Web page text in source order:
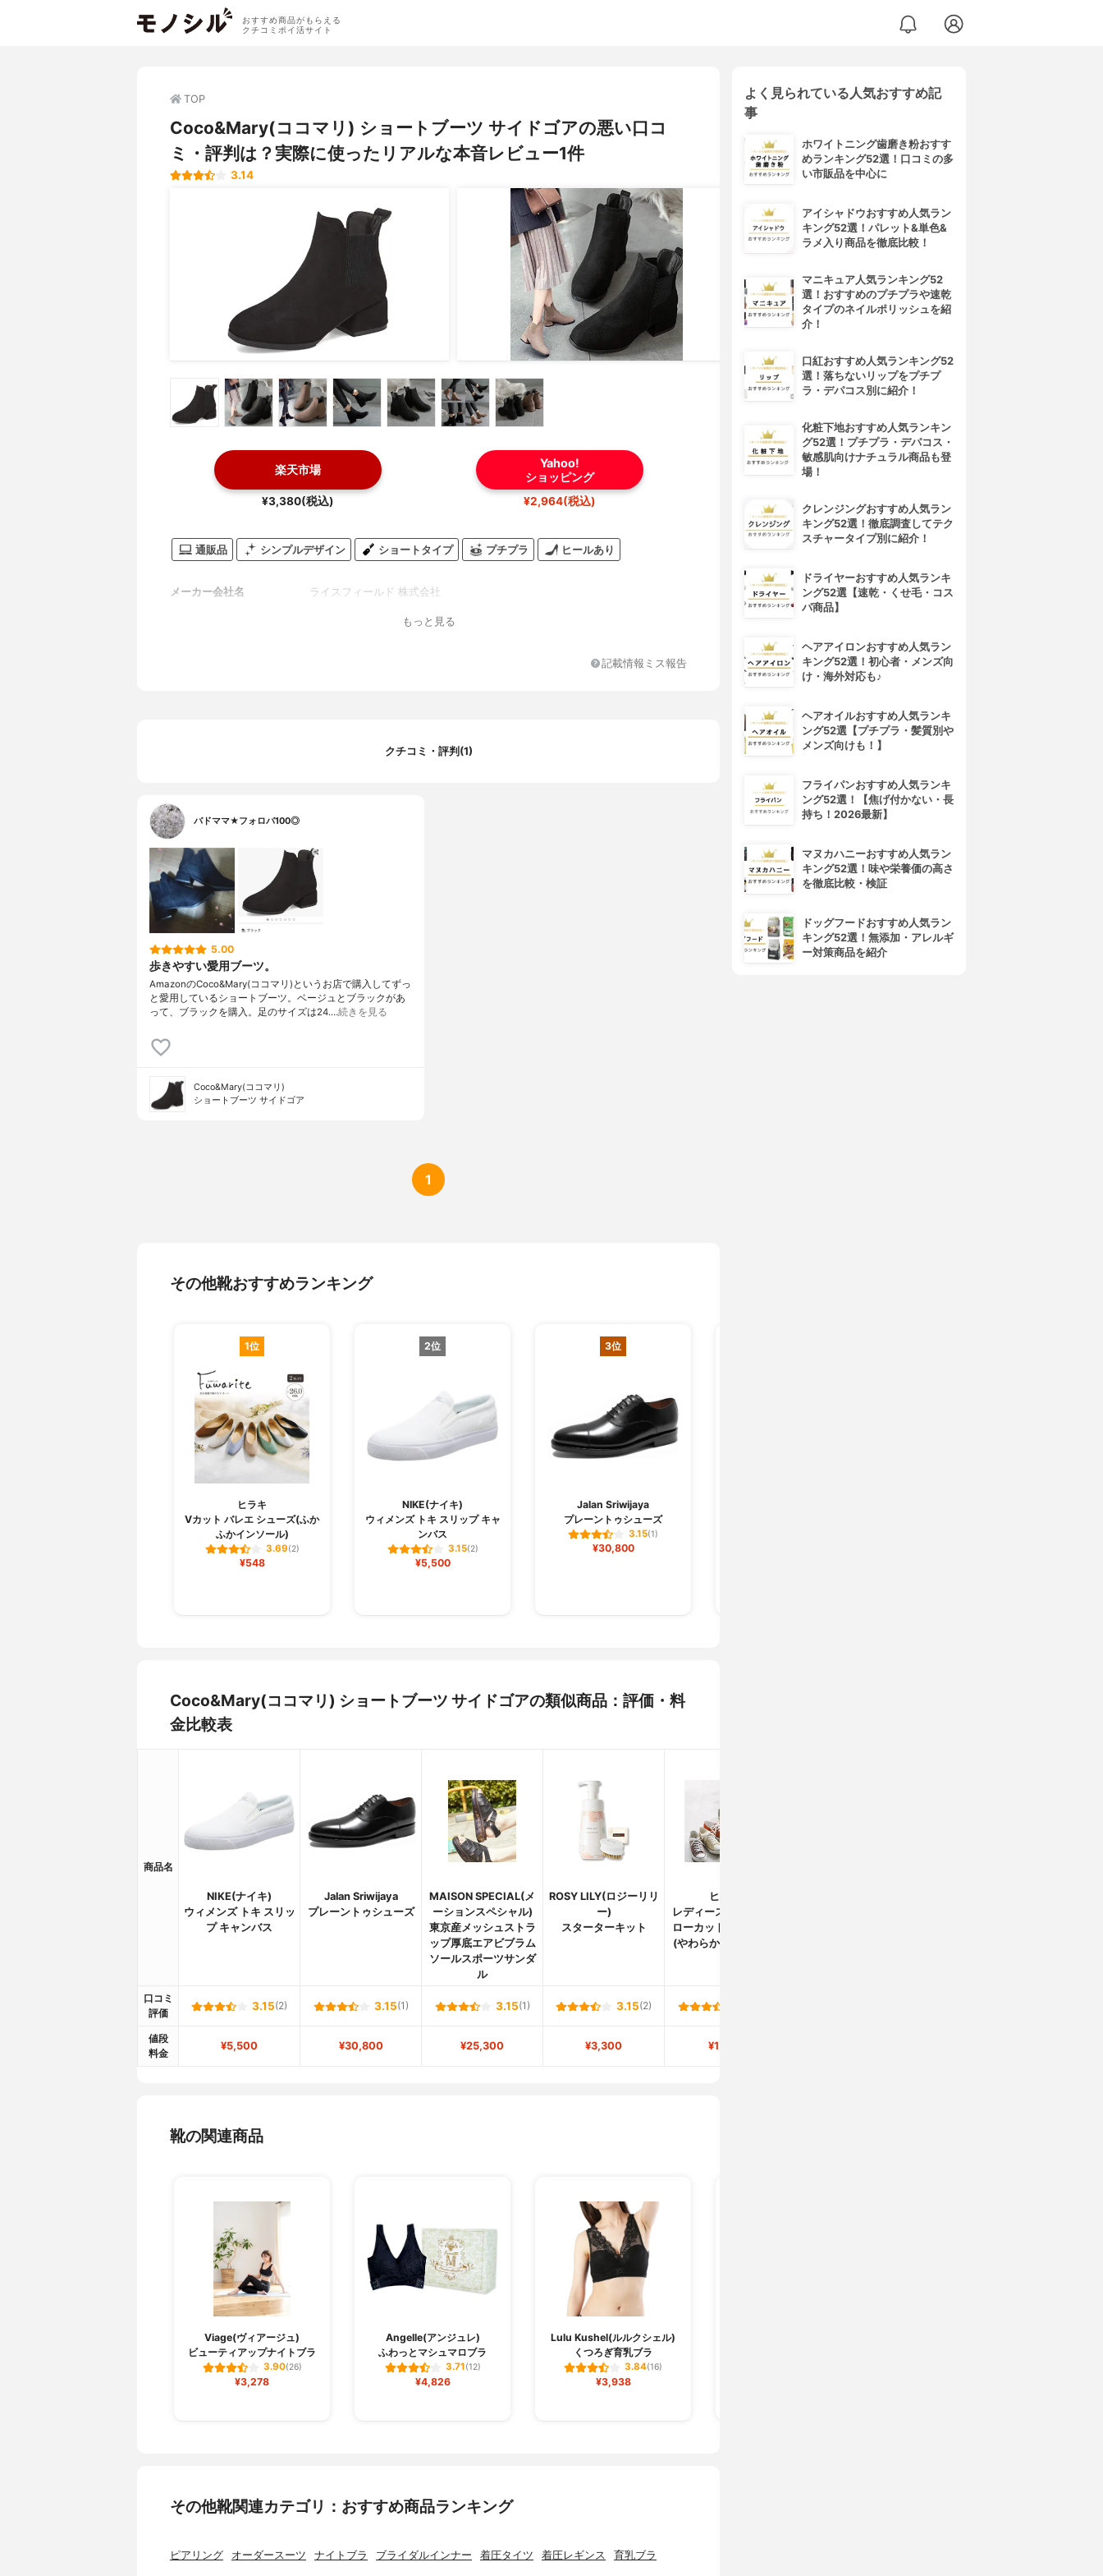
おすすめ商品がもらえる
クチコミポイ活サイト
TOP
Coco&Mary(ココマリ) ショートブーツ サイドゴアの悪い口コ
ミ・評判は？実際に使ったリアルな本音レビュー1件
3.14
楽天市場
¥3,380(税込)
Yahoo!
ショッピング
¥2,964(税込)
通販品 シンプルデザイン ショートタイプ プチプラ ヒールあり
メーカー会社名 ライスフィールド 株式会社
もっと見る
記載情報ミス報告
クチコミ・評判(1)
バドママ★フォロバ100◎
5.00
歩きやすい愛用ブーツ。
AmazonのCoco&Mary(ココマリ)というお店で購入してずっ
と愛用しているショートブーツ。ベージュとブラックがあ
って、ブラックを購入。足のサイズは24.…続きを見る
Coco&Mary(ココマリ)
ショートブーツ サイドゴア
1
その他靴おすすめランキング
1位
ヒラキ
Vカット バレエ シューズ(ふか
ふかインソール)
3.69(2)
¥548
2位
NIKE(ナイキ)
ウィメンズ トキ スリップ キャ
ンバス
3.15(2)
¥5,500
3位
Jalan Sriwijaya
プレーントゥシューズ
3.15(1)
¥30,800
Coco&Mary(ココマリ) ショートブーツ サイドゴアの類似商品：評価・料
金比較表
商品名
NIKE(ナイキ)
ウィメンズ トキ スリッ
プ キャンバス
Jalan Sriwijaya
プレーントゥシューズ
MAISON SPECIAL(メ
ーションスペシャル)
東京産メッシュストラ
ップ厚底エアビブラム
ソールスポーツサンダ
ル
ROSY LILY(ロジーリリ
ー)
スターターキット
ヒラキ
レディースキャンバス
ローカットスニーカー
(やわらかインソール)
口コミ
評価
3.15(2) 3.15(1) 3.15(1) 3.15(2)
値段
料金
¥5,500 ¥30,800 ¥25,300 ¥3,300 ¥1,078
靴の関連商品
Viage(ヴィアージュ)
ビューティアップナイトブラ
3.90(26)
¥3,278
Angelle(アンジュレ)
ふわっとマシュマロブラ
3.71(12)
¥4,826
Lulu Kushel(ルルクシェル)
くつろぎ育乳ブラ
3.84(16)
¥3,938
その他靴関連カテゴリ：おすすめ商品ランキング
ピアリング オーダースーツ ナイトブラ ブライダルインナー 着圧タイツ 着圧レギンス 育乳ブラ
よく見られている人気おすすめ記
事
ホワイトニング歯磨き粉おすす
めランキング52選！口コミの多
い市販品を中心に
アイシャドウおすすめ人気ラン
キング52選！パレット&単色&
ラメ入り商品を徹底比較！
マニキュア人気ランキング52
選！おすすめのプチプラや速乾
タイプのネイルポリッシュを紹
介！
口紅おすすめ人気ランキング52
選！落ちないリップをプチプ
ラ・デパコス別に紹介！
化粧下地おすすめ人気ランキン
グ52選！プチプラ・デパコス・
敏感肌向けナチュラル商品も登
場！
クレンジングおすすめ人気ラン
キング52選！徹底調査してテク
スチャータイプ別に紹介！
ドライヤーおすすめ人気ランキ
ング52選【速乾・くせ毛・コス
パ商品】
ヘアアイロンおすすめ人気ラン
キング52選！初心者・メンズ向
け・海外対応も♪
ヘアオイルおすすめ人気ランキ
ング52選【プチプラ・髪質別や
メンズ向けも！】
フライパンおすすめ人気ランキ
ング52選！【焦げ付かない・長
持ち！2026最新】
マヌカハニーおすすめ人気ラン
キング52選！味や栄養価の高さ
を徹底比較・検証
ドッグフードおすすめ人気ラン
キング52選！無添加・アレルギ
ー対策商品を紹介